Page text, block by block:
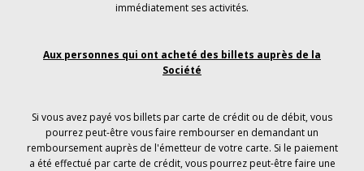
immédiatement ses activités.
Aux personnes qui ont acheté des billets auprès de la
Société
Si vous avez payé vos billets par carte de crédit ou de débit, vous
pourrez peut-être vous faire rembourser en demandant un
remboursement auprès de l'émetteur de votre carte. Si le paiement
a été effectué par carte de crédit, vous pourrez peut-être faire une